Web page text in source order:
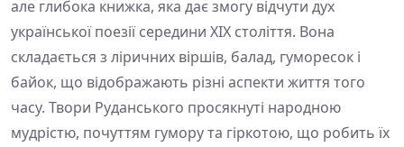
але глибока книжка, яка дає змогу відчути дух
української поезії середини XIX століття. Вона
складається з ліричних віршів, балад, гуморесок і
байок, що відображають різні аспекти життя того
часу. Твори Руданського просякнуті народною
мудрістю, почуттям гумору та гіркотою, що робить їх